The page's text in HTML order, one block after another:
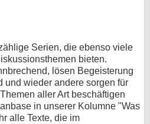
Serien, die ebenso viele
bieten.
lösen Begeisterung
und wieder andere sorgen für
aller Art beschäftigen
in unserer Kolumne "Was
alle Texte, die im
bei X
bei Facebook